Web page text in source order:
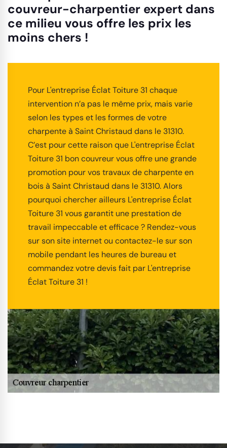
couvreur-charpentier expert dans
ce milieu vous offre les prix les
moins chers !
Pour L'entreprise Éclat Toiture 31 chaque
intervention n’a pas le même prix, mais varie
selon les types et les formes de votre
charpente à Saint Christaud dans le 31310.
C’est pour cette raison que L'entreprise Éclat
Toiture 31 bon couvreur vous offre une grande
promotion pour vos travaux de charpente en
bois à Saint Christaud dans le 31310. Alors
pourquoi chercher ailleurs L'entreprise Éclat
Toiture 31 vous garantit une prestation de
travail impeccable et efficace ? Rendez-vous
sur son site internet ou contactez-le sur son
mobile pendant les heures de bureau et
commandez votre devis fait par L'entreprise
Éclat Toiture 31 !